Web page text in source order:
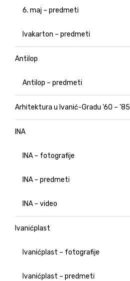
6. maj – predmeti
Ivakarton – predmeti
Antilop
Antilop – predmeti
Arhitektura u Ivanić-Gradu '60 – '85
INA
INA – fotografije
INA – predmeti
INA – video
Ivanićplast
Ivanićplast – fotografije
Ivanićplast – predmeti